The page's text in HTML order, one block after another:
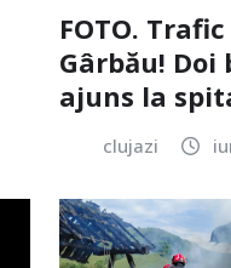
FOTO.
Gârbău!
ajuns la
clujazi